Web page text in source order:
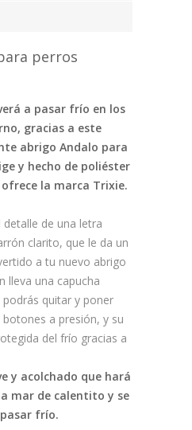
perros
a pasar frío en los
gracias a este
abrigo Andalo para
y hecho de poliéster
la marca Trixie.
detalle de una letra
clarito, que le da un
a tu nuevo abrigo
lleva una capucha
quitar y poner
a presión, y su
del frío gracias a
y acolchado que hará
mar de calentito y se
frío.